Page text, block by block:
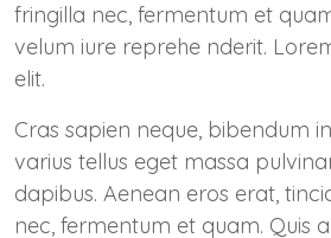
fringilla nec, fermentum et
velum iure reprehe nderit.
elit.
Cras sapien neque, bibendum
varius tellus eget massa
dapibus. Aenean eros erat,
nec, fermentum et quam. Quis